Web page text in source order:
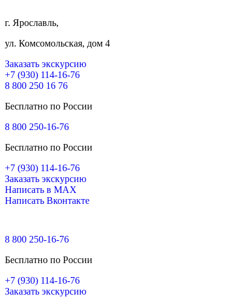
г. Ярославль,
ул. Комсомольская, дом 4
Заказать экскурсию
+7 (930) 114-16-76
8 800 250 16 76
Бесплатно по России
8 800 250-16-76
Бесплатно по России
+7 (930) 114-16-76
Заказать экскурсию
Написать в MAX
Написать Вконтакте
8 800 250-16-76
Бесплатно по России
+7 (930) 114-16-76
Заказать экскурсию